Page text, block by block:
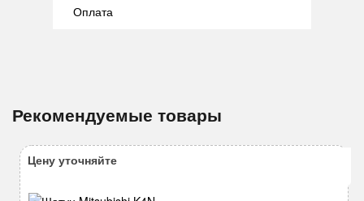
Оплата
Рекомендуемые товары
Цену уточняйте